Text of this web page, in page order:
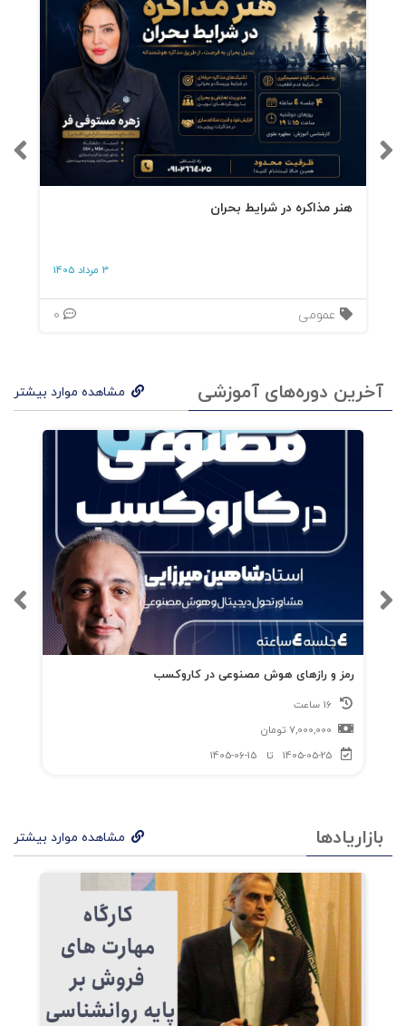
هنر مذاکره در شرایط بحران
3 مرداد 1405
عمومی
آخرین دوره‌های آموزشی مشاهده موارد بیشتر
رمز و رازهای هوش مصنوعی در کاروکسب
7,000,000 تومان
1405-05-25
تا 1405-06-15
بازاریادها مشاهده موارد بیشتر